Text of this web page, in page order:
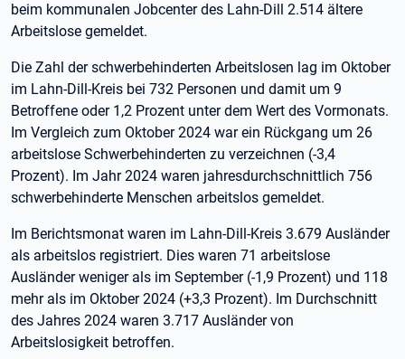
beim kommunalen Jobcenter des Lahn-Dill 2.514 ältere
Arbeitslose gemeldet.
Die Zahl der schwerbehinderten Arbeitslosen lag im Oktober
im Lahn-Dill-Kreis bei 732 Personen und damit um 9
Betroffene oder 1,2 Prozent unter dem Wert des Vormonats.
Im Vergleich zum Oktober 2024 war ein Rückgang um 26
arbeitslose Schwerbehinderten zu verzeichnen (-3,4
Prozent). Im Jahr 2024 waren jahresdurchschnittlich 756
schwerbehinderte Menschen arbeitslos gemeldet.
Im Berichtsmonat waren im Lahn-Dill-Kreis 3.679 Ausländer
als arbeitslos registriert. Dies waren 71 arbeitslose
Ausländer weniger als im September (-1,9 Prozent) und 118
mehr als im Oktober 2024 (+3,3 Prozent). Im Durchschnitt
des Jahres 2024 waren 3.717 Ausländer von
Arbeitslosigkeit betroffen.